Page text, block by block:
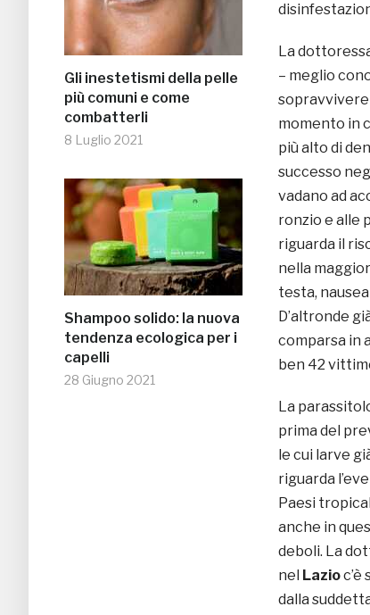
Gli inestetismi della pelle
più comuni e come
combatterli
8 Luglio 2021
Shampoo solido: la nuova
tendenza ecologica per i
capelli
28 Giugno 2021
La
– meglio
sopravvivere
momento in
più alto di
successo
vadano ad
ronzio e alle
riguarda il
nella
testa,
D’altronde
comparsa in
ben 42
La
prima del
le cui larve
riguarda
Paesi
anche in
deboli. La
nel Lazio
dalla